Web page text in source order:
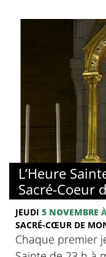
L’Heure
Sacré-Coeur
JEUDI 5 NOVEMBRE
SACRÉ-CŒUR DE
Chaque premier